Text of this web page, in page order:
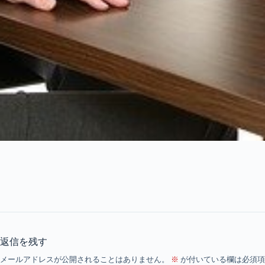
返信を残す
メールアドレスが公開されることはありません。 ※ が付いている欄は必須